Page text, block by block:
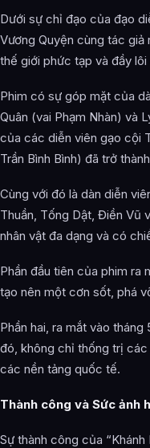
Dưới sự chỉ đạo của đạo
Vương Quyện cùng tác
thế giới phức tạp và đầy
Phim có sự góp mặt của
Quân (vai Phạm Nhàn) và
của các diễn viên gạo cội
Trần Bình Bình) đã trở
Cùng với đó là dàn diễn
Thuần, Tống Dật, Điền Vũ
nhân vật đa dạng và có
Phần đầu tiên của phim ra
tạo nên một cơn sốt, phá
Phần hai, ra mắt vào
đó, không chỉ thống trị
các nền tảng quốc tế.
Thành công và Sức ảnh
Sự thành công của